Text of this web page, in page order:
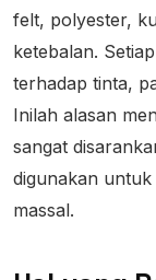
felt, polyester,
ketebalan.
terhadap tinta,
Inilah alasan
sangat
digunakan
massal.